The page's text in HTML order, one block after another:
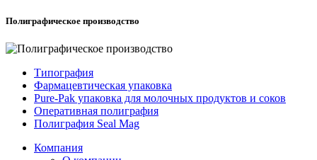
Полиграфическое производство
Типография
Фармацевтическая упаковка
Pure-Pak упаковка для молочных продуктов и соков
Оперативная полиграфия
Полиграфия Seal Mag
Компания